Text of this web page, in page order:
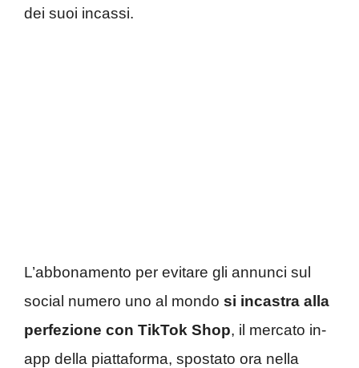
dei suoi incassi.
L’abbonamento per evitare gli annunci sul
social numero uno al mondo si incastra alla
perfezione con TikTok Shop, il mercato in-
app della piattaforma, spostato ora nella